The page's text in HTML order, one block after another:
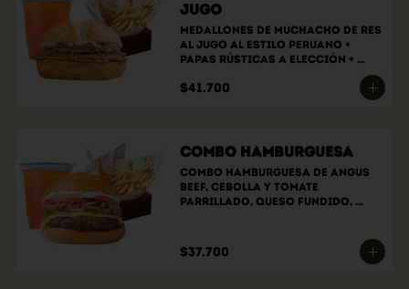
Jugo
Medallones de muchacho de res
al jugo al estilo peruano +
papas rústicas a elección +
$41.700
Combo Hamburguesa
Combo hamburguesa de angus
beef, cebolla y tomate
parrillado, queso fundido,
elección.
$37.700